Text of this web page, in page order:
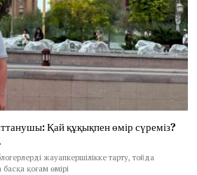
Қай құқықпен өмір сүреміз?
жауапкершілікке тарту, тойда
қоғам өмірі